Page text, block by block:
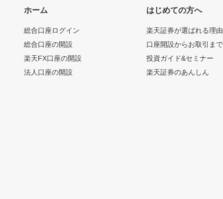
ホーム
総合口座ログイン
総合口座の開設
楽天FX口座の開設
法人口座の開設
はじめての方へ
楽天証券が選ばれる理由
口座開設からお取引ま
投資ガイド&セミナー
楽天証券のあんしん